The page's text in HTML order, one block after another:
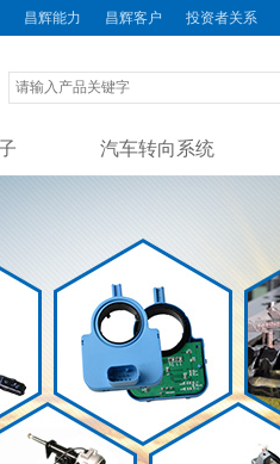
昌辉能力 昌辉客户 投资者关系
汽车转向系统